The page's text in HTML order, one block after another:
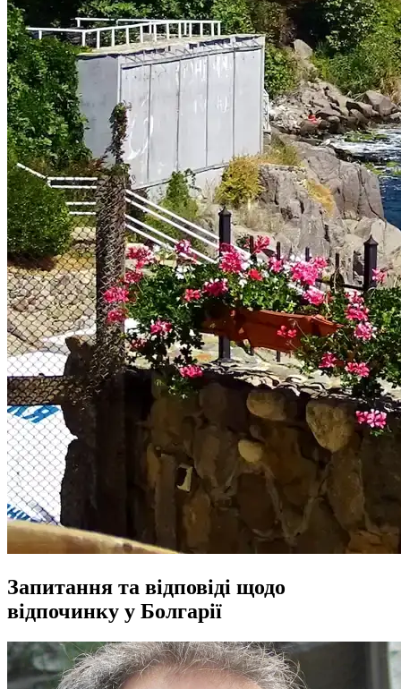
Запитання та відповіді щодо
відпочинку у Болгарії